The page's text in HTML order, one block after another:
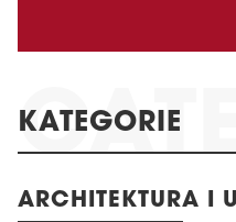
KATEGORIE
ARCHITEKTURA I